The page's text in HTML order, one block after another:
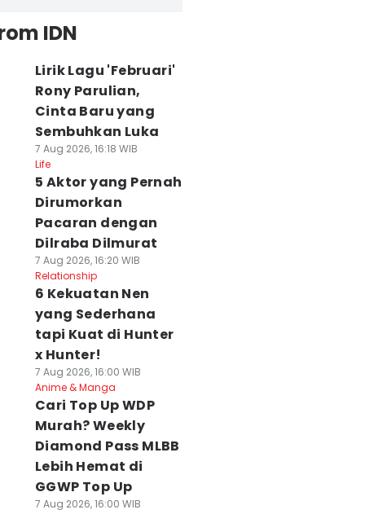
IDN
Lirik Lagu 'Februari'
Rony Parulian,
Cinta Baru yang
Sembuhkan Luka
7 Aug 2026, 16:18 WIB
Life
5 Aktor yang Pernah
Dirumorkan
Pacaran dengan
Dilraba Dilmurat
7 Aug 2026, 16:20 WIB
Relationship
6 Kekuatan Nen
yang Sederhana
tapi Kuat di Hunter
x Hunter!
7 Aug 2026, 16:00 WIB
Anime & Manga
Cari Top Up WDP
Murah? Weekly
Diamond Pass MLBB
Lebih Hemat di
GGWP Top Up
7 Aug 2026, 16:00 WIB